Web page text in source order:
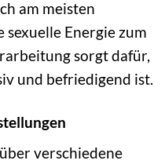
am meisten
Energie zum
sorgt dafür,
und befriedigend ist.
verschiedene